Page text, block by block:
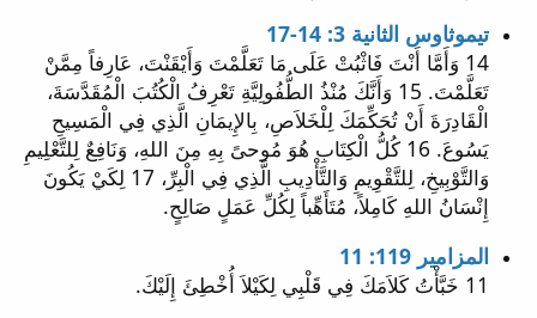
تيموثاوس الثانية 3: 14-17
14 وَأَمَّا أَنْتَ فَاثْبُتْ عَلَى مَا تَعَلَّمْتَ وَأَيْقَنْتَ، عَارِفاً مِمَّنْ
تَعَلَّمْتَ. 15 وَأَنَّكَ مُنْذُ الطُّفُولِيَّةِ تَعْرِفُ الْكُتُبَ الْمُقَدَّسَةَ،
الْقَادِرَةَ أَنْ تُحَكِّمَكَ لِلْخَلاَصِ، بِالإِيمَانِ الَّذِي فِي الْمَسِيحِ
يَسُوعَ. 16 كُلُّ الْكِتَابِ هُوَ مُوحىً بِهِ مِنَ اللهِ، وَنَافِعٌ لِلتَّعْلِيمِ
وَالتَّوْبِيخِ، لِلتَّقْوِيمِ وَالتَّأْدِيبِ الَّذِي فِي الْبِرِّ، 17 لِكَيْ يَكُونَ
إِنْسَانُ اللهِ كَامِلاً، مُتَأَهِّباً لِكُلِّ عَمَلٍ صَالِحٍ.
المزامير 119: 11
11 خَبَّأْتُ كَلاَمَكَ فِي قَلْبِي لِكَيْلاَ أُخْطِئَ إِلَيْكَ.